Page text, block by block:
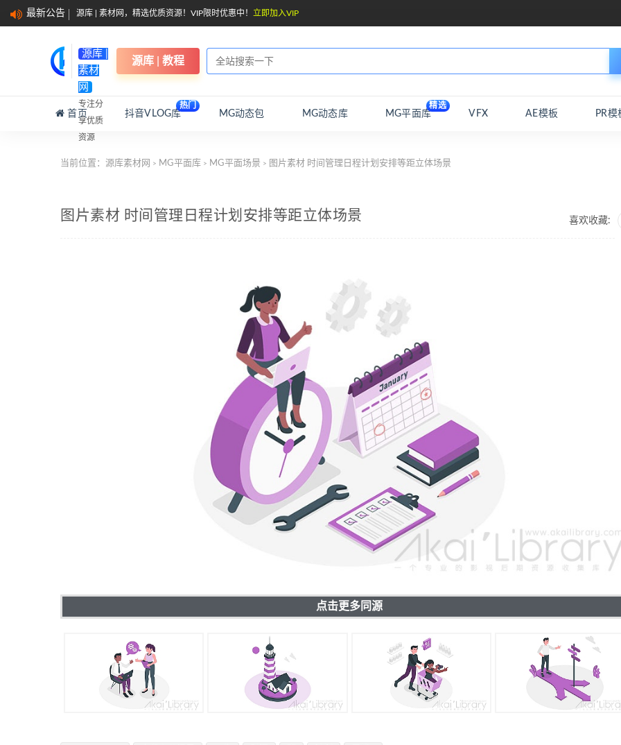
最新公告 源库 | 素材网，精选优质资源！VIP限时优惠中！ 立即加入VIP
源库 |
素材
网
专注分
享优质
资源
源库 | 教程
首页 抖音VLOG库
热门
MG动态包 MG动态库 MG平面库
精选
VFX AE模板 PR模
当前位置： 源库素材网 > MG平面库 > MG平面场景 > 图片素材 时间管理日程计划安排等距立体场景
喜欢收藏:
图片素材 时间管理日程计划安排等距立体场景
点击更多同源